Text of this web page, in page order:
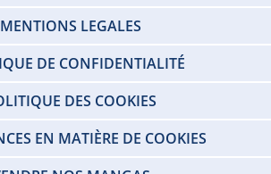
MENTIONS LEGALES
DE CONFIDENTIALITÉ
DES COOKIES
EN MATIÈRE DE COOKIES